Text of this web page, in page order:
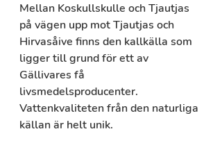
Mellan Koskullskulle och Tjautjas
på vägen upp mot Tjautjas och
Hirvasåive finns den kallkälla som
ligger till grund för ett av
Gällivares få
livsmedelsproducenter.
Vattenkvaliteten från den naturliga
källan är helt unik.